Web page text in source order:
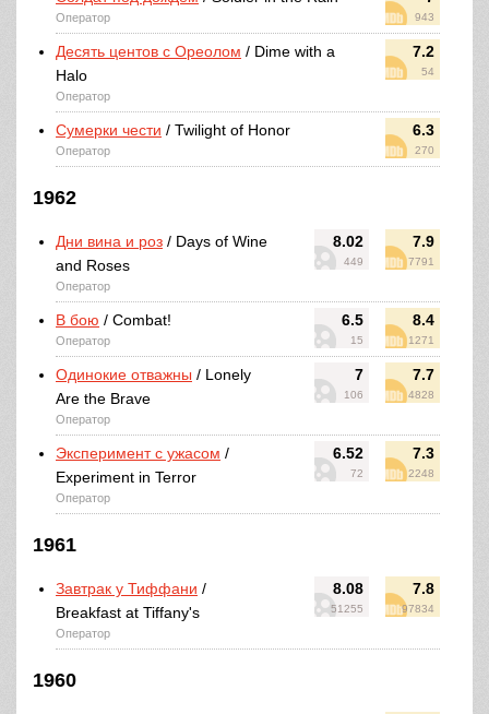
943
Оператор
7.2
54
Десять центов с Ореолом / Dime with a
Halo
Оператор
6.3
270
Сумерки чести / Twilight of Honor
Оператор
1962
8.02
449
7.9
7791
Дни вина и роз / Days of Wine
and Roses
Оператор
6.5
15
8.4
1271
В бою / Combat!
Оператор
7
106
7.7
4828
Одинокие отважны / Lonely
Are the Brave
Оператор
6.52
72
7.3
2248
Эксперимент с ужасом /
Experiment in Terror
Оператор
1961
8.08
51255
7.8
97834
Завтрак у Тиффани /
Breakfast at Tiffany's
Оператор
1960